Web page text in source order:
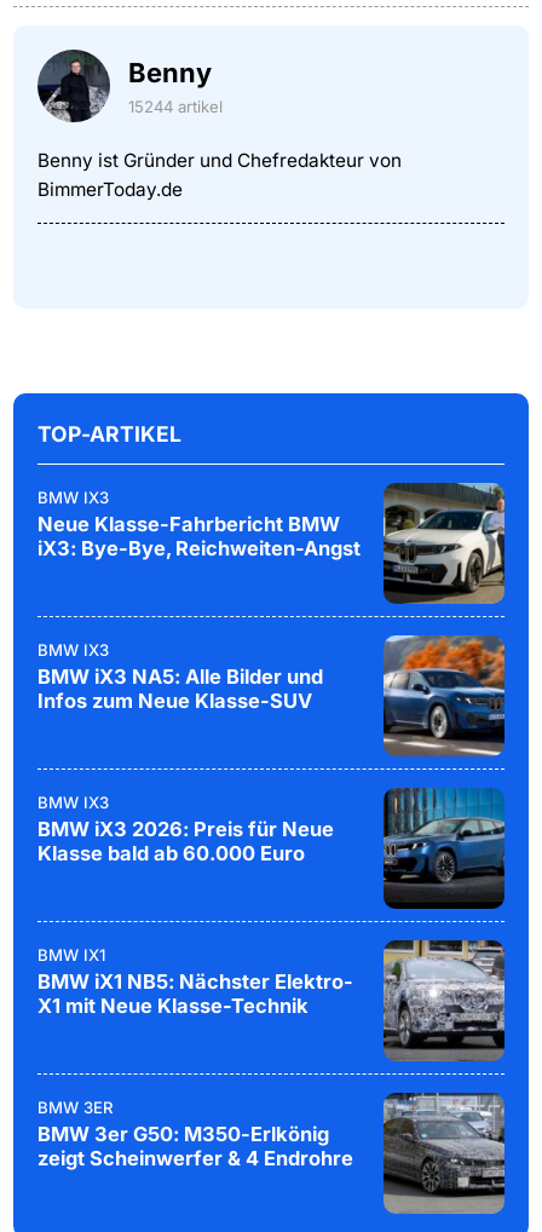
Benny
15244 artikel
Benny ist Gründer und Chefredakteur von
BimmerToday.de
TOP-ARTIKEL
BMW IX3
Neue Klasse-Fahrbericht BMW
iX3: Bye-Bye, Reichweiten-Angst
BMW IX3
BMW iX3 NA5: Alle Bilder und
Infos zum Neue Klasse-SUV
BMW IX3
BMW iX3 2026: Preis für Neue
Klasse bald ab 60.000 Euro
BMW IX1
BMW iX1 NB5: Nächster Elektro-
X1 mit Neue Klasse-Technik
BMW 3ER
BMW 3er G50: M350-Erlkönig
zeigt Scheinwerfer & 4 Endrohre